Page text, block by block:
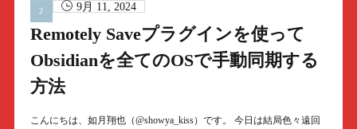
9月 11, 2024
Remotely Saveプラグインを使って
Obsidianを全てのOSで手動同期する
方法
こんにちは、如月翔也（@showya_kiss）です。 今日は結局色々遠回